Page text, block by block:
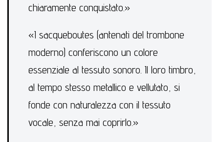
chiaramente conquistato.»
«I sacqueboutes (antenati del trombone
moderno) conferiscono un colore
essenziale al tessuto sonoro. Il loro timbro,
al tempo stesso metallico e vellutato, si
fonde con naturalezza con il tessuto
vocale, senza mai coprirlo.»